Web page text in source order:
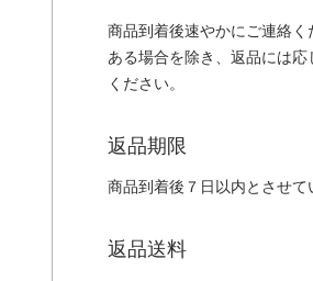
商品到着後速やかにご連絡
ある場合を除き、返品には
ください。
返品期限
商品到着後７日以内とさせて
返品送料